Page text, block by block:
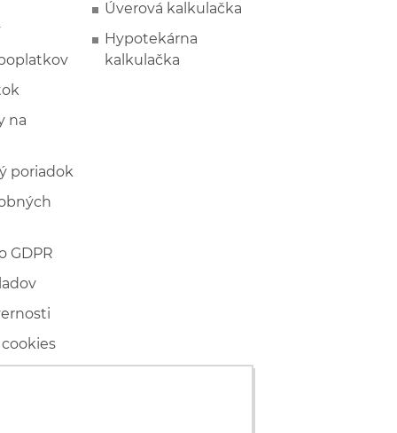
na
poriadok
GDPR
Úverová kalkulačka
Hypotekárna
kalkulačka